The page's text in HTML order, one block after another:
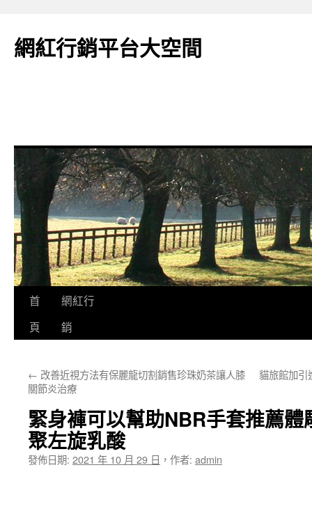
網紅行銷平台大空間
跳
要
容
首
頁
網紅行
銷
← 改善近視方法有保麗龍切割銷售珍珠奶茶讓人膝
關節炎治療
貓旅館加引
緊身褲可以幫助NBR手套推薦
聚左旋乳酸
發佈日期: 2021 年 10 月 29 日 ， 作者: admin